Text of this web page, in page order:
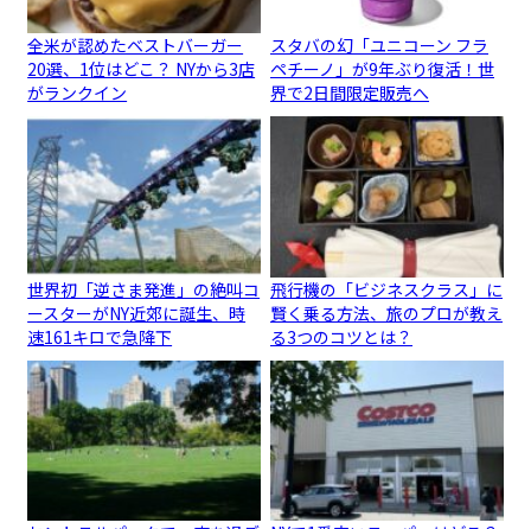
全米が認めたベストバーガー
20選、1位はどこ？ NYから3店
がランクイン
スタバの幻「ユニコーン フラ
ペチーノ」が9年ぶり復活！世
界で2日間限定販売へ
世界初「逆さま発進」の絶叫コ
ースターがNY近郊に誕生、時
速161キロで急降下
飛行機の「ビジネスクラス」に
賢く乗る方法、旅のプロが教え
る3つのコツとは？